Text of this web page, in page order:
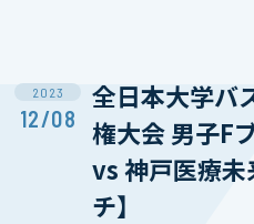
2023
12/08
全日本大学バ
権大会 男子F
vs 神戸医療
チ】